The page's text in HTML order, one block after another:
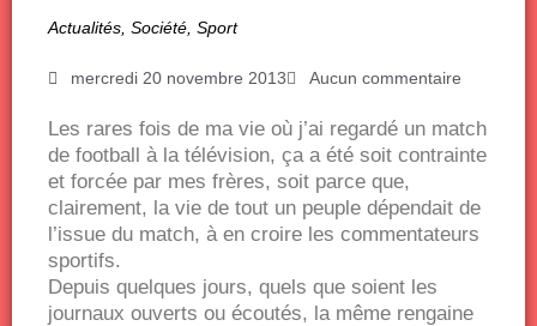
Actualités, Société, Sport
mercredi 20 novembre 2013 Aucun commentaire
Les rares fois de ma vie où j’ai regardé un match
de football à la télévision, ça a été soit contrainte
et forcée par mes frères, soit parce que,
clairement, la vie de tout un peuple dépendait de
l’issue du match, à en croire les commentateurs
sportifs.
Depuis quelques jours, quels que soient les
journaux ouverts ou écoutés, la même rengaine